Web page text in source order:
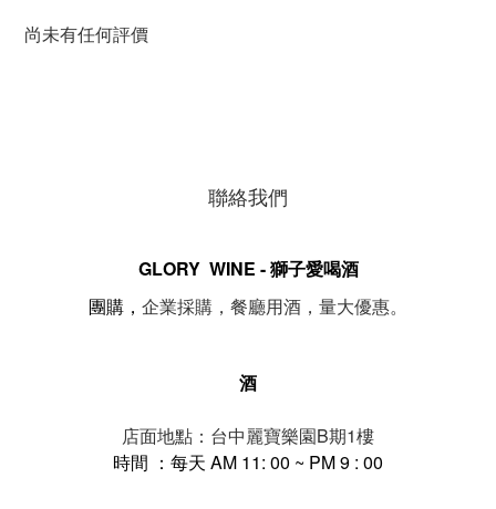
尚未有任何評價
聯絡我們
GLORY WINE - 獅子愛喝酒
團購， 企業採購，餐廳用酒，量大優惠。
酒
店面地點：台中麗寶樂園B期1樓
時間 ：每天 AM 11: 00 ~ PM 9 : 00